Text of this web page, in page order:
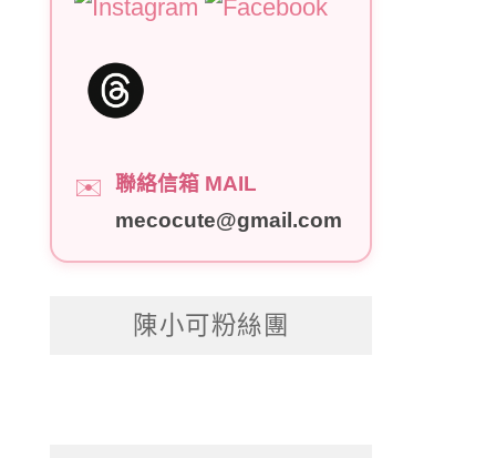
✉️
聯絡信箱 MAIL
mecocute@gmail.com
陳小可粉絲團